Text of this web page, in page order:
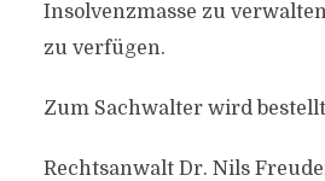
Insolvenzmasse zu
zu verfügen.
Zum Sachwalter wird
Rechtsanwalt Dr. Nils